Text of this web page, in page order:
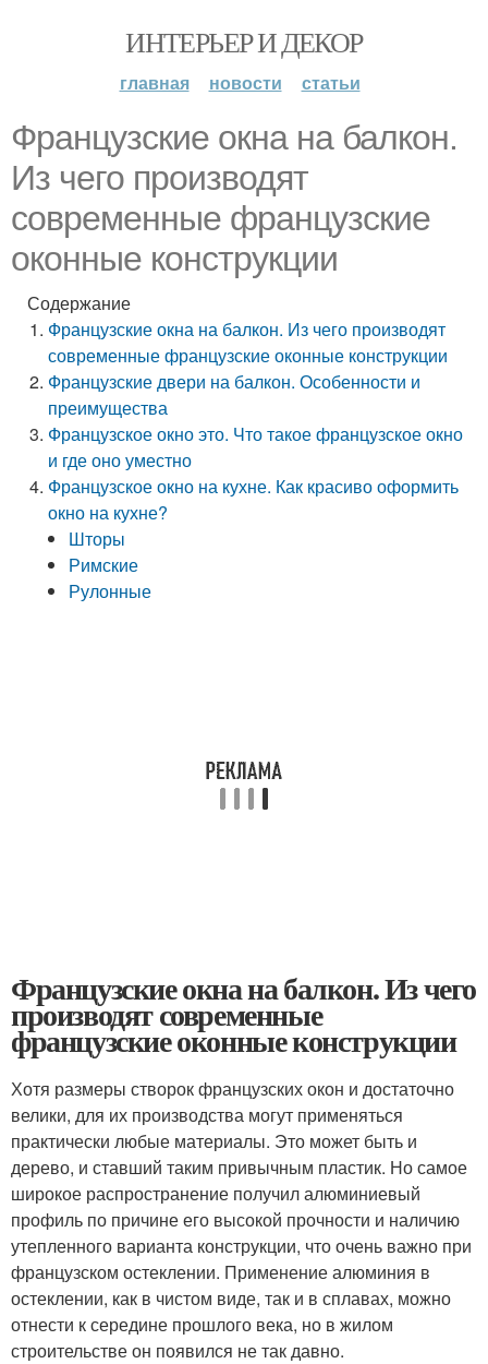
ИНТЕРЬЕР И ДЕКОР
главная новости статьи
Французские окна на балкон.
Из чего производят
современные французские
оконные конструкции
Содержание
Французские окна на балкон. Из чего производят
современные французские оконные конструкции
Французские двери на балкон. Особенности и
преимущества
Французское окно это. Что такое французское окно
и где оно уместно
Французское окно на кухне. Как красиво оформить
окно на кухне?
Шторы
Римские
Рулонные
Французские окна на балкон. Из чего
производят современные
французские оконные конструкции
Хотя размеры створок французских окон и достаточно
велики, для их производства могут применяться
практически любые материалы. Это может быть и
дерево, и ставший таким привычным пластик. Но самое
широкое распространение получил алюминиевый
профиль по причине его высокой прочности и наличию
утепленного варианта конструкции, что очень важно при
французском остеклении. Применение алюминия в
остеклении, как в чистом виде, так и в сплавах, можно
отнести к середине прошлого века, но в жилом
строительстве он появился не так давно.